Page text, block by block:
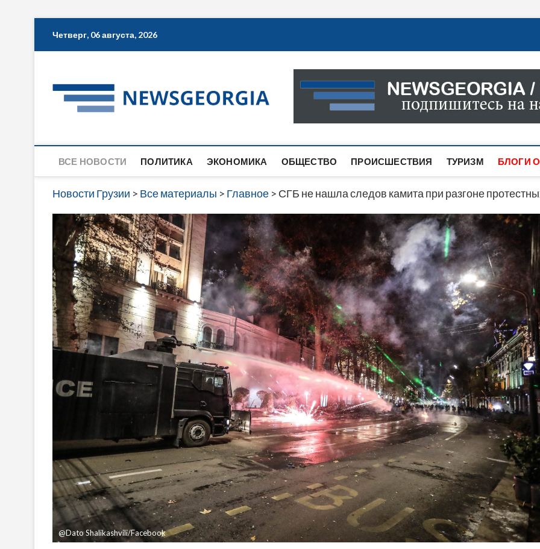
Четверг, 06 августа, 2026
Новости Грузии
САМАЯ АКТУАЛЬНАЯ ИНФОРМАЦИЯ О СОБЫТИЯХ
САЙТЕ ВЫ НАЙДЕТЕ НОВОСТИ ПОЛИТИКИ,
ВСЕ НОВОСТИ ПОЛИТИКА ЭКОНОМИКА ОБЩЕСТВО ПРОИСШЕСТВИЯ ТУРИЗМ БЛОГИ
Новости Грузии > Все материалы > Главное > СГБ не нашла следов камита при разгоне
@Dato Shalikashvili/Facebook